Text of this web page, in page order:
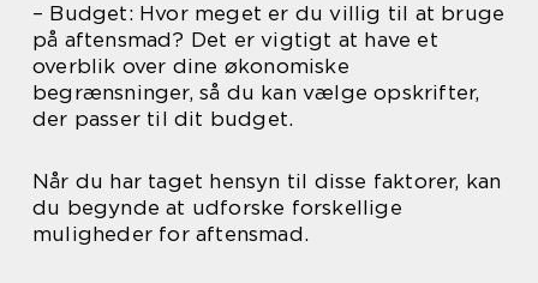
– Budget: Hvor meget er du villig til at bruge
på aftensmad? Det er vigtigt at have et
overblik over dine økonomiske
begrænsninger, så du kan vælge opskrifter,
der passer til dit budget.
Når du har taget hensyn til disse faktorer, kan
du begynde at udforske forskellige
muligheder for aftensmad.